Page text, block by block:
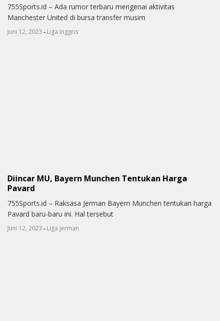
755Sports.id – Ada rumor terbaru mengenai aktivitas
Manchester United di bursa transfer musim
Juni 12, 2023 - Liga Inggris
Diincar MU, Bayern Munchen Tentukan Harga
Pavard
755Sports.id – Raksasa Jerman Bayern Munchen tentukan harga
Pavard baru-baru ini. Hal tersebut
Juni 12, 2023 - Liga Jerman